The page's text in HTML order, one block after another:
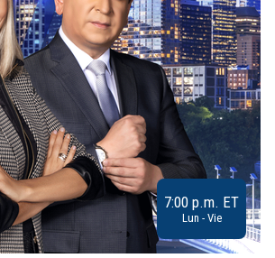
7:00 p.m. ET
Lun - Vie